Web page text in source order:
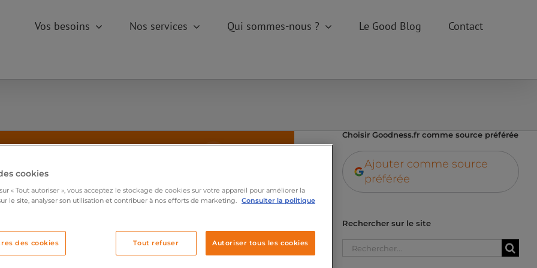
Vos besoins Nos services Qui sommes-nous ? Le Good Blog Contact
Choisir Goodness.fr comme source préférée
Ajouter comme source
préférée
Rechercher sur le site
Rechercher:
cookies
« Tout autoriser », vous acceptez le stockage de cookies sur votre appareil pour améliorer la
le site, analyser son utilisation et contribuer à nos efforts de marketing. Consulter la politique
Tout refuser Autoriser tous les cookies
des cookies